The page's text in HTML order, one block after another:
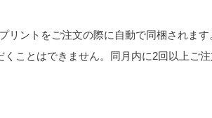
ントをご注文の際に自動で同梱されます
ことはできません。同月内に2回以上ご